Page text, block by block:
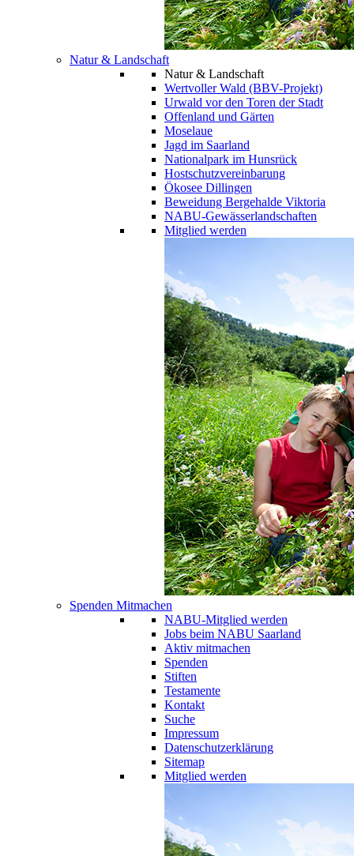
Natur & Landschaft
Natur & Landschaft
Wertvoller Wald (BBV-Projekt)
Urwald vor den Toren der Stadt
Offenland und Gärten
Moselaue
Jagd im Saarland
Nationalpark im Hunsrück
Hostschutzvereinbarung
Ökosee Dillingen
Beweidung Bergehalde Viktoria
NABU-Gewässerlandschaften
Mitglied werden
Spenden Mitmachen
NABU-Mitglied werden
Jobs beim NABU Saarland
Aktiv mitmachen
Spenden
Stiften
Testamente
Kontakt
Suche
Impressum
Datenschutzerklärung
Sitemap
Mitglied werden